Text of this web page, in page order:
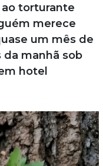
torturante
merece
um mês de
da manhã sob
hotel